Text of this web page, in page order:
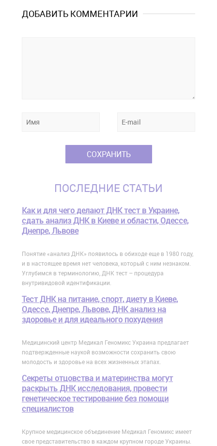
ДОБАВИТЬ КОММЕНТАРИИ
ПОСЛЕДНИЕ СТАТЬИ
Как и для чего делают ДНК тест в Украине,
сдать анализ ДНК в Киеве и области, Одессе,
Днепре, Львове
Понятие «анализ ДНК» появилось в обиходе еще в 1980 году,
и в настоящее время нет человека, который с ним незнаком.
Углубимся в терминологию, ДНК тест – процедура
внутривидовой идентификации.
Тест ДНК на питание, спорт, диету в Киеве,
Одессе, Днепре, Львове, ДНК анализ на
здоровье и для идеального похудения
Медицинский центр Медикал Геномикс Украина предлагает
подтвержденные наукой возможности сохранить свою
молодость и здоровье на всех жизненных этапах.
Cекреты отцовства и материнства могут
раскрыть ДНК исследования, провести
генетическое тестирование без помощи
специалистов
Крупное медицинское объединение Медикал Геномикс имеет
свое представительство в каждом крупном городе Украины.